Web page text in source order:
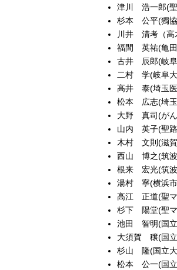
津川 浩一郎(
杉本 公平(獨
川井 清考（
福間 英祐(亀田
古井 辰郎(岐
二村 学(岐阜
高井 泰(埼玉医
松本 広志(埼玉
大野 真司(が
山内 英子(聖
木村 文則(滋
西山 博之(筑波
根来 宏光(筑
湯村 寧(横浜市
高江 正道(聖
杉下 陽堂(聖
池田 智明(国
大須賀 穣(国
杉山 隆(国立
松本 公一(国